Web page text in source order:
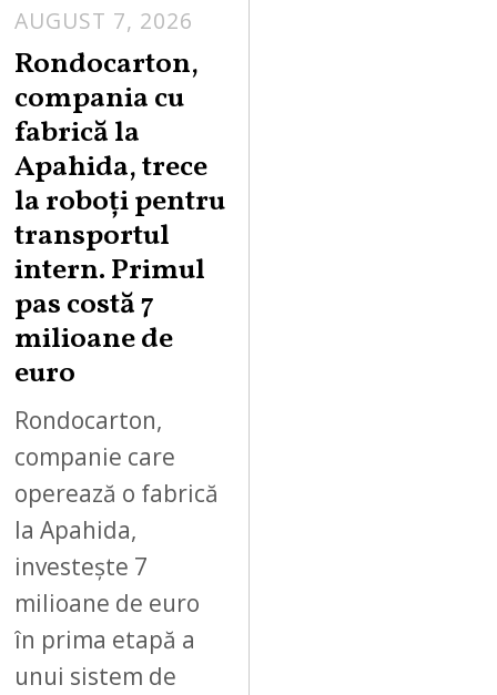
AUGUST 7, 2026
G
T
7
2
Rondocarton,
compania cu
fabrică la
Apahida, trece
la roboți pentru
transportul
intern. Primul
pas costă 7
milioane de
euro
Rondocarton,
companie care
operează o fabrică
la Apahida,
investește 7
milioane de euro
în prima etapă a
unui sistem de